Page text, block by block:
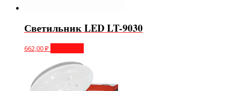
Светильник LED LT-9030
662,00₽